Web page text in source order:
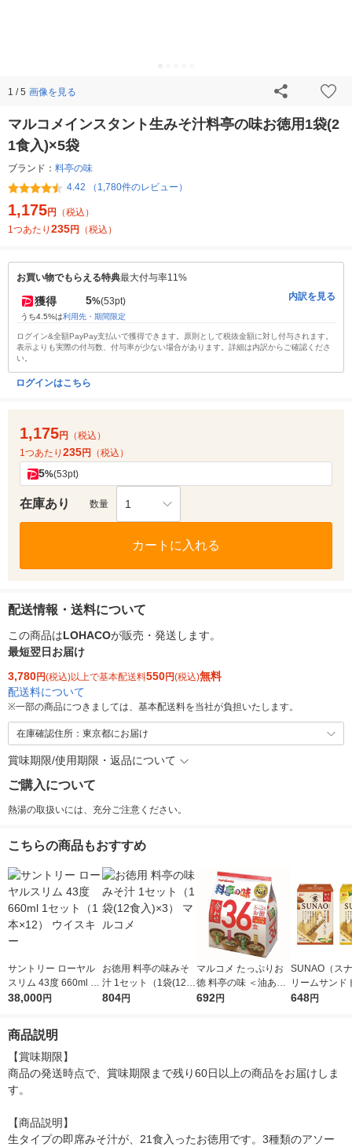
1 / 5 画像を見る
マルコメインスタント生みそ汁料亭の味お徳用1袋(2
1食入)×5袋
ブランド： 料亭の味
4.42 （1,780件のレビュー）
1,175円
（税込）
1つあたり 235円 （税込）
お買い物でもらえる特典最大付与率11%
獲得 5%(53pt)
うち4.5%は利用先・期間限定
内訳を見る
ログイン&全額PayPay支払いで獲得できます。原則として税抜金額に対し付与されます。
表示よりも実際の付与数、付与率が少ない場合があります。詳細は内訳からご確認くださ
い。
ログインはこちら
1,175円
（税込）
1つあたり 235円 （税込）
5%(53pt)
在庫あり 数量 1
カートに入れる
配送情報・送料について
この商品はLOHACOが販売・発送します。
最短翌日お届け
3,780円(税込)以上で基本配送料550円(税込)無料
配送料について
※一部の商品につきましては、基本配送料を当社が負担いたします。
在庫確認住所：東京都にお届け
賞味期限/使用期限・返品について
ご購入について
熱湯の取扱いには、充分ご注意ください。
こちらの商品もおすすめ
サントリー ローヤル
スリム 43度 660ml 1
セット（1本×12） ウ
38,000円
お徳用 料亭の味みそ
汁 1セット（1袋(12食
入)×3） マルコメ
804円
マルコメ たっぷりお
徳 料亭の味 ＜油あ
げ・わかめ・とうふ・
692円
SUNAO（ス
リームサンド
ルセット（ア
648円
商品説明
【賞味期限】
商品の発送時点で、賞味期限まで残り60日以上の商品をお届けしま
す。
【商品説明】
生タイプの即席みそ汁が、21食入ったお徳用です。3種類のアソー